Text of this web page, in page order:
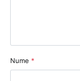
Nume *